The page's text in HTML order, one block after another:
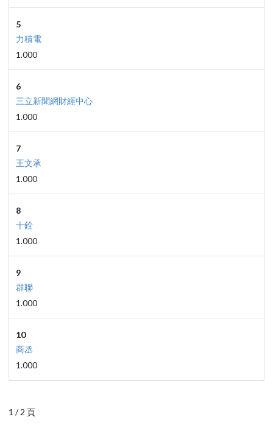
5
力積電
1.000
6
三立新聞網財經中心
1.000
7
王文承
1.000
8
十銓
1.000
9
群聯
1.000
10
商丞
1.000
1 / 2 頁